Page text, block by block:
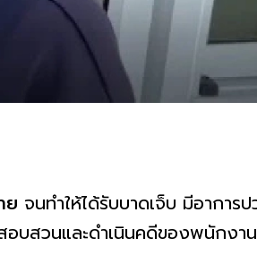
ย จนทำให้ได้รับบาดเจ็บ มีอาการ
บสวนและดำเนินคดีของพนักงาน